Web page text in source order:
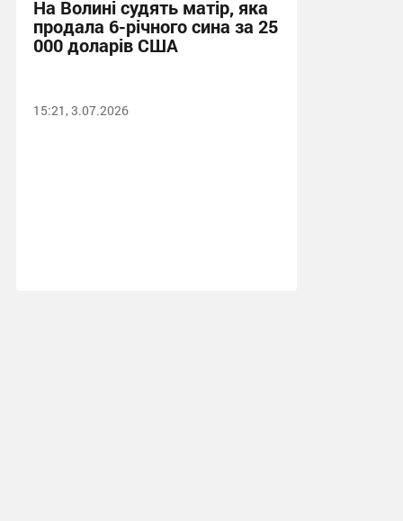
На Волині судять матір, яка
продала 6-річного сина за 25
000 доларів США
15:21, 3.07.2026